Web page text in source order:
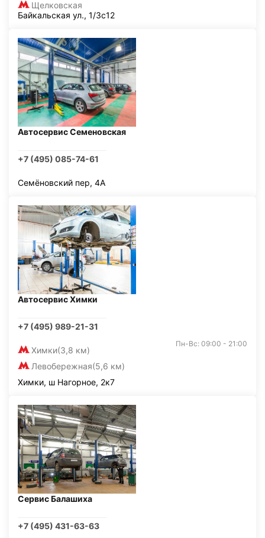
Щелковская
Байкальская ул., 1/3с12
Автосервис Семеновская
+7 (495) 085-74-61
Семёновский пер, 4А
Автосервис Химки
+7 (495) 989-21-31
Химки(3,8 км)
Левобережная(5,6 км)
Пн-Вс: 09:00 - 21:00
Химки, ш Нагорное, 2к7
Сервис Балашиха
+7 (495) 431-63-63